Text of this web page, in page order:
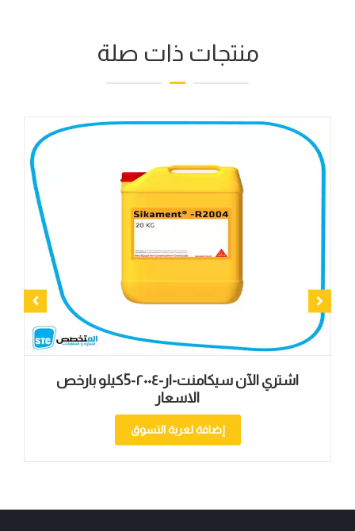
منتجات ذات صلة
اشتري الآن سيكامنت-ار-۲۰۰٤-5كيلو بارخص
الاسعار
إضافة لعربة التسوق